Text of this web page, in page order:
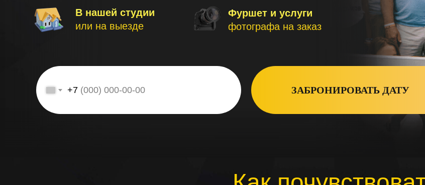
В нашей студии
или на выезде
+7 ЗАБРОНИРОВАТЬ ДАТУ
Фуршет и услуги
фотографа на заказ